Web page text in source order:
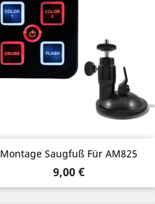
Montage Saugfuß Für AM825
Preis
9,00 €
Vorschau